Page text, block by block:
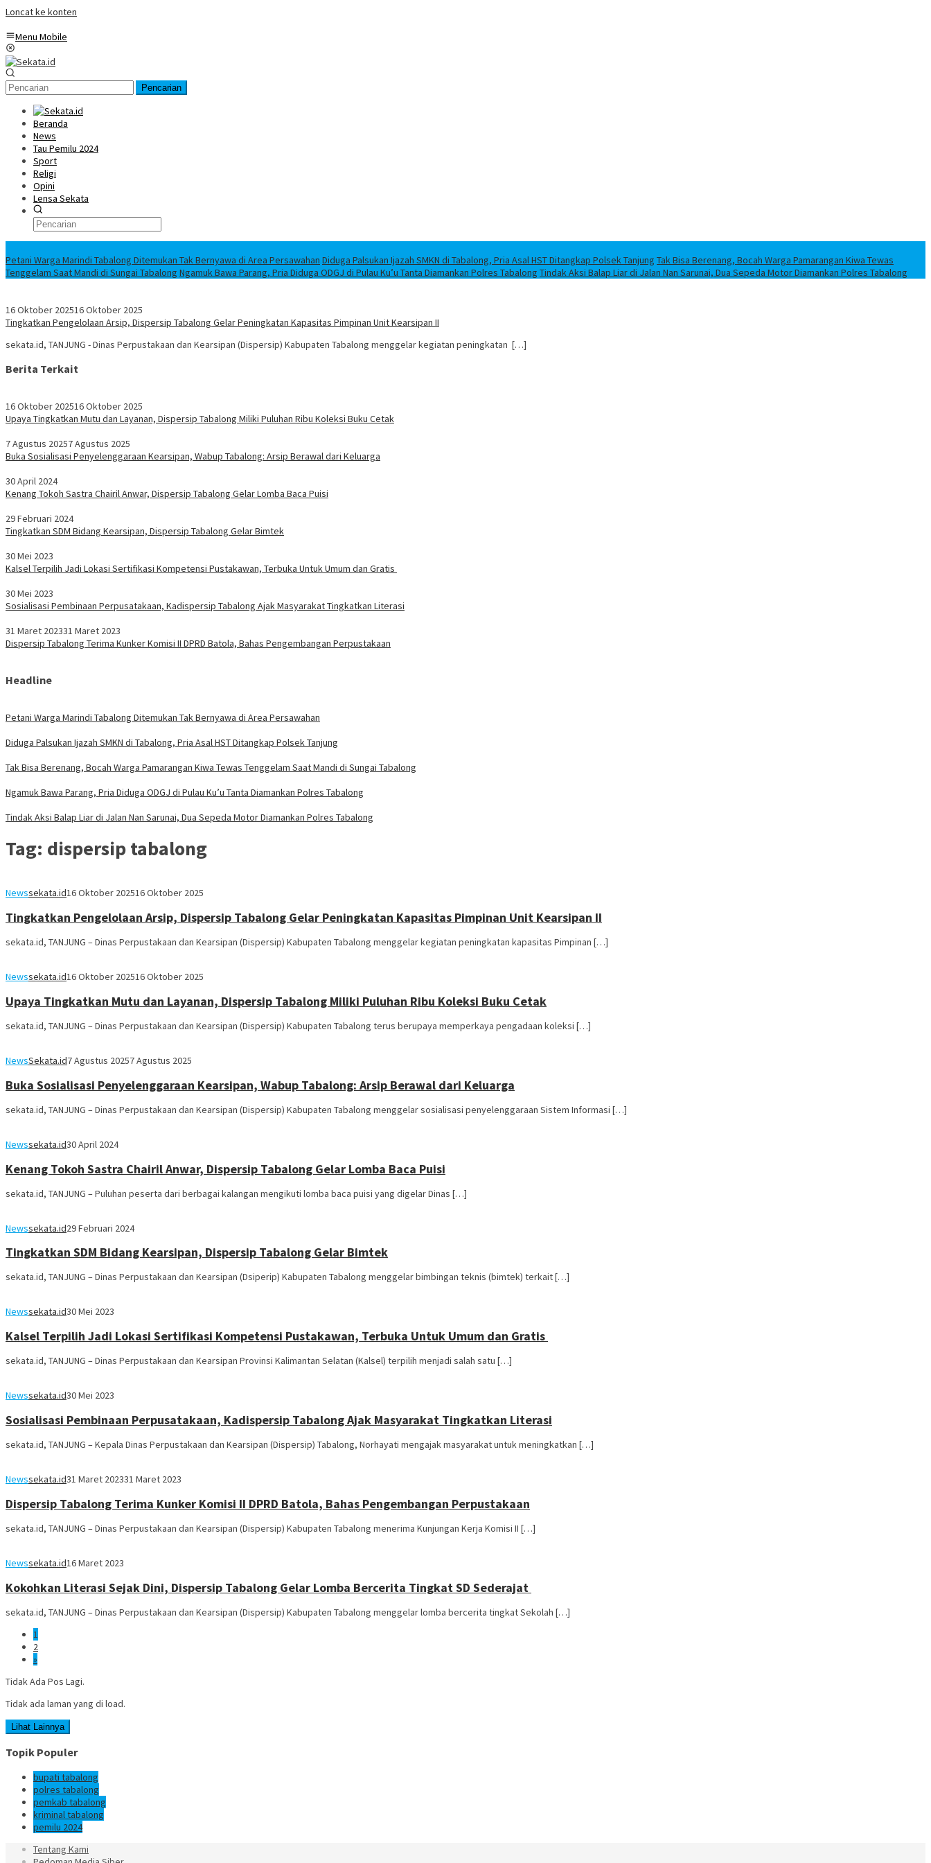
Loncat ke konten
Menu Mobile
Pencarian
Beranda
News
Tau Pemilu 2024
Sport
Religi
Opini
Lensa Sekata
Petani Warga Marindi Tabalong Ditemukan Tak Bernyawa di Area Persawahan Diduga Palsukan Ijazah SMKN di Tabalong, Pria Asal HST Ditangkap Polsek Tanjung Tak Bisa Berenang, Bocah Warga Pamarangan Kiwa Tewas
Tenggelam Saat Mandi di Sungai Tabalong Ngamuk Bawa Parang, Pria Diduga ODGJ di Pulau Ku’u Tanta Diamankan Polres Tabalong Tindak Aksi Balap Liar di Jalan Nan Sarunai, Dua Sepeda Motor Diamankan Polres Tabalong
16 Oktober 202516 Oktober 2025
Tingkatkan Pengelolaan Arsip, Dispersip Tabalong Gelar Peningkatan Kapasitas Pimpinan Unit Kearsipan II
sekata.id, TANJUNG - Dinas Perpustakaan dan Kearsipan (Dispersip) Kabupaten Tabalong menggelar kegiatan peningkatan […]
Berita Terkait
16 Oktober 202516 Oktober 2025
Upaya Tingkatkan Mutu dan Layanan, Dispersip Tabalong Miliki Puluhan Ribu Koleksi Buku Cetak
7 Agustus 20257 Agustus 2025
Buka Sosialisasi Penyelenggaraan Kearsipan, Wabup Tabalong: Arsip Berawal dari Keluarga
30 April 2024
Kenang Tokoh Sastra Chairil Anwar, Dispersip Tabalong Gelar Lomba Baca Puisi
29 Februari 2024
Tingkatkan SDM Bidang Kearsipan, Dispersip Tabalong Gelar Bimtek
30 Mei 2023
Kalsel Terpilih Jadi Lokasi Sertifikasi Kompetensi Pustakawan, Terbuka Untuk Umum dan Gratis
30 Mei 2023
Sosialisasi Pembinaan Perpusatakaan, Kadispersip Tabalong Ajak Masyarakat Tingkatkan Literasi
31 Maret 202331 Maret 2023
Dispersip Tabalong Terima Kunker Komisi II DPRD Batola, Bahas Pengembangan Perpustakaan
Headline
Petani Warga Marindi Tabalong Ditemukan Tak Bernyawa di Area Persawahan
Diduga Palsukan Ijazah SMKN di Tabalong, Pria Asal HST Ditangkap Polsek Tanjung
Tak Bisa Berenang, Bocah Warga Pamarangan Kiwa Tewas Tenggelam Saat Mandi di Sungai Tabalong
Ngamuk Bawa Parang, Pria Diduga ODGJ di Pulau Ku’u Tanta Diamankan Polres Tabalong
Tindak Aksi Balap Liar di Jalan Nan Sarunai, Dua Sepeda Motor Diamankan Polres Tabalong
Tag: dispersip tabalong
Newssekata.id16 Oktober 202516 Oktober 2025
Tingkatkan Pengelolaan Arsip, Dispersip Tabalong Gelar Peningkatan Kapasitas Pimpinan Unit Kearsipan II
sekata.id, TANJUNG – Dinas Perpustakaan dan Kearsipan (Dispersip) Kabupaten Tabalong menggelar kegiatan peningkatan kapasitas Pimpinan […]
Newssekata.id16 Oktober 202516 Oktober 2025
Upaya Tingkatkan Mutu dan Layanan, Dispersip Tabalong Miliki Puluhan Ribu Koleksi Buku Cetak
sekata.id, TANJUNG – Dinas Perpustakaan dan Kearsipan (Dispersip) Kabupaten Tabalong terus berupaya memperkaya pengadaan koleksi […]
NewsSekata.id7 Agustus 20257 Agustus 2025
Buka Sosialisasi Penyelenggaraan Kearsipan, Wabup Tabalong: Arsip Berawal dari Keluarga
sekata.id, TANJUNG – Dinas Perpustakaan dan Kearsipan (Dispersip) Kabupaten Tabalong menggelar sosialisasi penyelenggaraan Sistem Informasi […]
Newssekata.id30 April 2024
Kenang Tokoh Sastra Chairil Anwar, Dispersip Tabalong Gelar Lomba Baca Puisi
sekata.id, TANJUNG – Puluhan peserta dari berbagai kalangan mengikuti lomba baca puisi yang digelar Dinas […]
Newssekata.id29 Februari 2024
Tingkatkan SDM Bidang Kearsipan, Dispersip Tabalong Gelar Bimtek
sekata.id, TANJUNG – Dinas Perpustakaan dan Kearsipan (Dsiperip) Kabupaten Tabalong menggelar bimbingan teknis (bimtek) terkait […]
Newssekata.id30 Mei 2023
Kalsel Terpilih Jadi Lokasi Sertifikasi Kompetensi Pustakawan, Terbuka Untuk Umum dan Gratis
sekata.id, TANJUNG – Dinas Perpustakaan dan Kearsipan Provinsi Kalimantan Selatan (Kalsel) terpilih menjadi salah satu […]
Newssekata.id30 Mei 2023
Sosialisasi Pembinaan Perpusatakaan, Kadispersip Tabalong Ajak Masyarakat Tingkatkan Literasi
sekata.id, TANJUNG – Kepala Dinas Perpustakaan dan Kearsipan (Dispersip) Tabalong, Norhayati mengajak masyarakat untuk meningkatkan […]
Newssekata.id31 Maret 202331 Maret 2023
Dispersip Tabalong Terima Kunker Komisi II DPRD Batola, Bahas Pengembangan Perpustakaan
sekata.id, TANJUNG – Dinas Perpustakaan dan Kearsipan (Dispersip) Kabupaten Tabalong menerima Kunjungan Kerja Komisi II […]
Newssekata.id16 Maret 2023
Kokohkan Literasi Sejak Dini, Dispersip Tabalong Gelar Lomba Bercerita Tingkat SD Sederajat
sekata.id, TANJUNG – Dinas Perpustakaan dan Kearsipan (Dispersip) Kabupaten Tabalong menggelar lomba bercerita tingkat Sekolah […]
1
2
»
Tidak Ada Pos Lagi.
Tidak ada laman yang di load.
Lihat Lainnya
Topik Populer
bupati tabalong
polres tabalong
pemkab tabalong
kriminal tabalong
pemilu 2024
Tentang Kami